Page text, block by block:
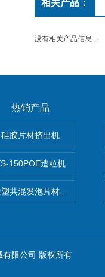
相关产品：
没有相关产品信息...
热销产品
硅胶片材挤出机
150POE造粒机
共混发泡片材挤出机 废
限公司 版权所有